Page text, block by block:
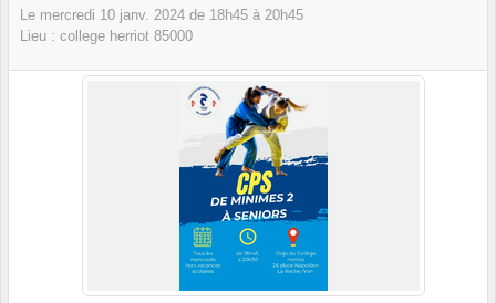
Le mercredi 10 janv. 2024 de 18h45 à 20h45
Lieu : college herriot 85000